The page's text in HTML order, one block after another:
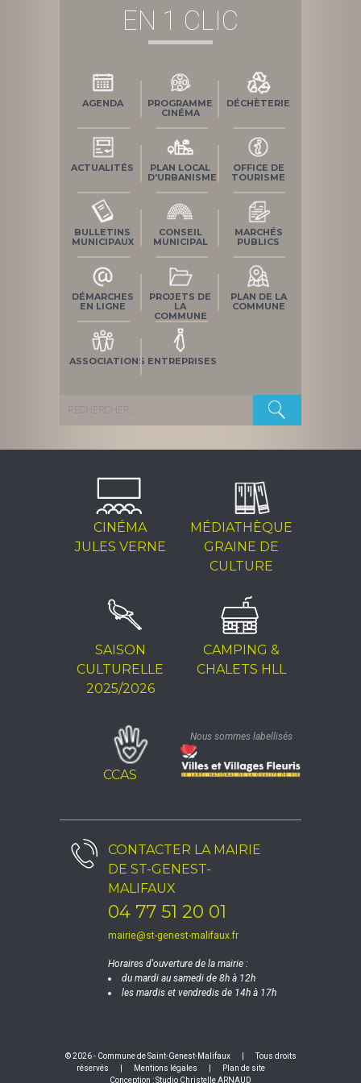
EN 1 CLIC
AGENDA
PROGRAMME
CINÉMA
DÉCHÈTERIE
ACTUALITÉS
PLAN LOCAL
D'URBANISME
OFFICE DE
TOURISME
BULLETINS
MUNICIPAUX
CONSEIL
MUNICIPAL
MARCHÉS
PUBLICS
DÉMARCHES
EN LIGNE
PROJETS DE
LA
COMMUNE
PLAN DE LA
COMMUNE
ASSOCIATIONS ENTREPRISES
Rechercher :
CINÉMA
JULES VERNE
MÉDIATHÈQUE
GRAINE DE
CULTURE
SAISON
CULTURELLE
2025/2026
CAMPING &
CHALETS HLL
CCAS
Nous sommes labellisés
CONTACTER LA MAIRIE
DE ST-GENEST-
MALIFAUX
04 77 51 20 01
mairie@st-genest-malifaux.fr
Horaires d'ouverture de la mairie :
du mardi au samedi de 8h à 12h
les mardis et vendredis de 14h à 17h
© 2026 - Commune de Saint-Genest-Malifaux
Tous droits
réservés
Mentions légales
Plan de site
Conception :Studio Christelle ARNAUD